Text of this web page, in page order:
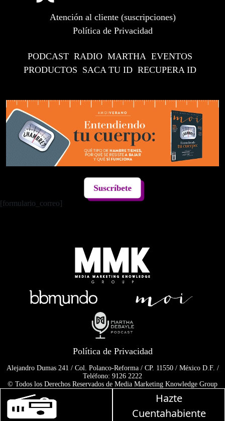
Martha Debayle en
Hazte
Cuentahabiente
Atención al cliente (suscripciones)
Política de Privacidad
PODCAST RADIO MARTHA EVENTOS
PRODUCTOS SACA TU ID RECUPERA ID
Suscríbete
[formulario_correo]
Política de Privacidad
Alejandro Dumas 241 / Col. Polanco-Reforma / CP. 11550 / México D.F. /
Teléfono: 9126 2222
© Todos los Derechos Reservados de Media Marketing Knowledge Group
Prohibida la reproducción total o parcial, incluyendo cualquier medio